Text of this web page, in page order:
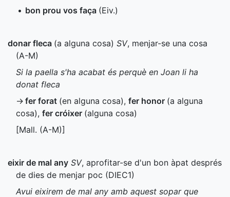
• bon prou vos faça (Eiv.)
donar fleca (a alguna cosa) SV, menjar-se una cosa
(A-M)
Si la paella s'ha acabat és perquè en Joan li ha
donat fleca
→ fer forat (en alguna cosa), fer honor (a alguna
cosa), fer cróixer (alguna cosa)
[Mall. (A-M)]
eixir de mal any SV, aprofitar-se d'un bon àpat després
de dies de menjar poc (DIEC1)
Avui eixirem de mal any amb aquest sopar que